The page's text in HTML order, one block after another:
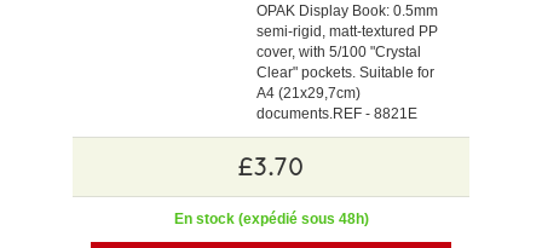
OPAK Display Book: 0.5mm
semi-rigid, matt-textured PP
cover, with 5/100 "Crystal
Clear" pockets. Suitable for
A4 (21x29,7cm)
documents.REF - 8821E
£3.70
En stock (expédié sous 48h)